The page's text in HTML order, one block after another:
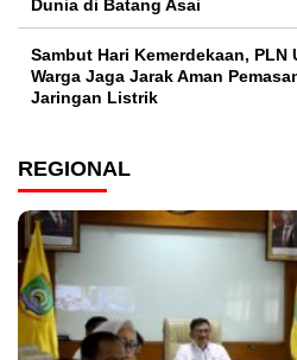
Dunia di Batang Asai
Sambut Hari Kemerdekaan, PLN
Warga Jaga Jarak Aman
Jaringan Listrik​
REGIONAL